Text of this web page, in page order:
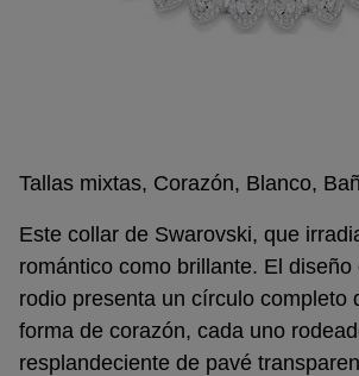
Tallas mixtas, Corazón, Blanco,
Este collar de Swarovski, que
romántico como brillante. El diseño
rodio presenta un círculo completo
forma de corazón, cada uno
resplandeciente de pavé